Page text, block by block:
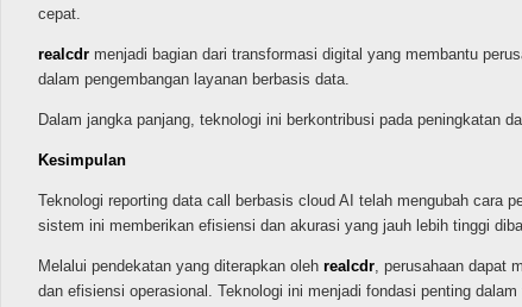
cepat.
realcdr menjadi bagian dari transformasi digital yang membantu
dalam pengembangan layanan berbasis data.
Dalam jangka panjang, teknologi ini berkontribusi pada peningkatan
Kesimpulan
Teknologi reporting data call berbasis cloud AI telah mengubah cara
sistem ini memberikan efisiensi dan akurasi yang jauh lebih tinggi
Melalui pendekatan yang diterapkan oleh realcdr, perusahaan dapat
dan efisiensi operasional. Teknologi ini menjadi fondasi penting